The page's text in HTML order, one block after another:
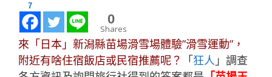
7
0
Shares
來「日本」新潟縣苗場滑雪場體驗”滑雪運動”，
附近有啥住宿飯店或民宿推薦呢？
「狂人 」調查